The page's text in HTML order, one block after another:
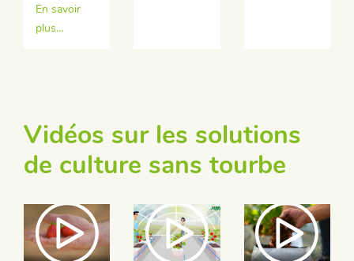
En savoir
plus…
Vidéos sur les solutions
de culture sans tourbe